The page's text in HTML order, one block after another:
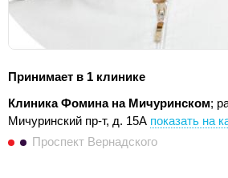
Принимает в 1 клинике
Клиника Фомина на Мичуринском;
Мичуринский пр-т, д. 15А показать на
Проспект Вернадского